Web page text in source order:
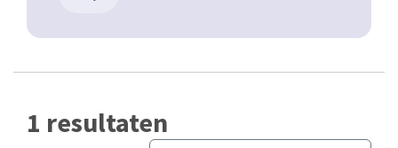
1 resultaten